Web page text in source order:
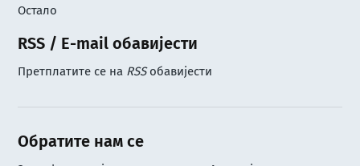
Остало
RSS / E-mail обавијести
Претплатите се на RSSобавијести
Обратите нам се